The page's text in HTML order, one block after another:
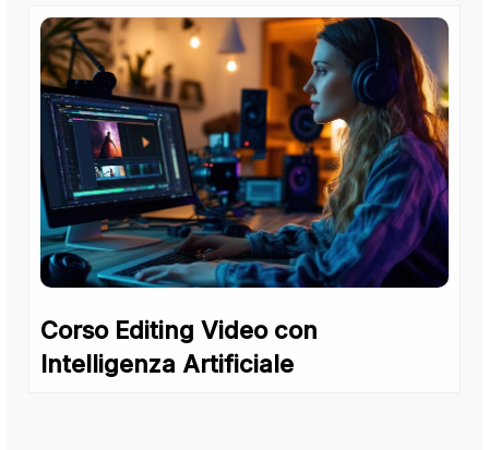
Corso Editing Video con
Intelligenza Artificiale